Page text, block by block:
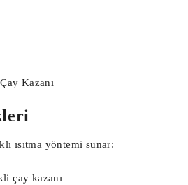
Kazanı
ısıtma yöntemi sunar:
çay kazanı